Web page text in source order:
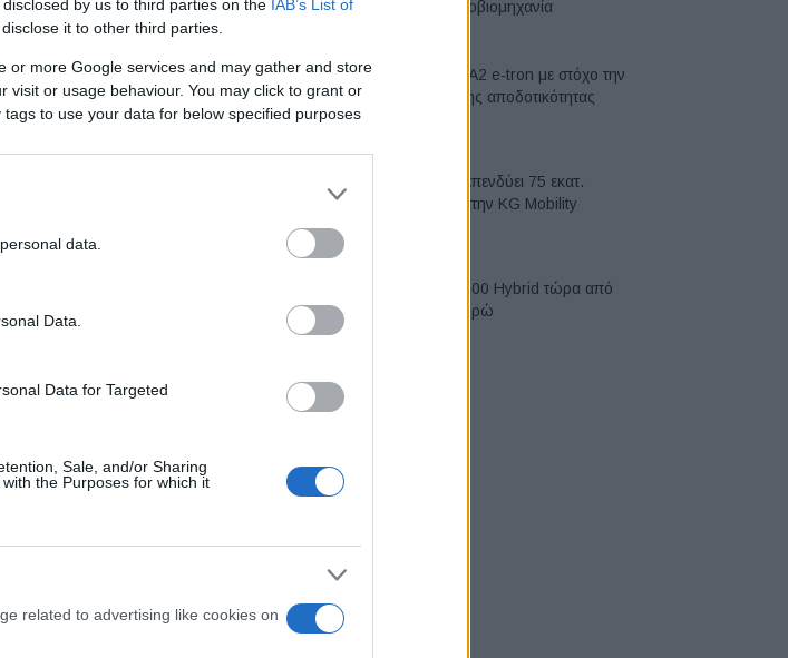
by us to third parties on the IAB’s List of
it to other third parties.
or more Google services and may gather and store
visit or usage behaviour. You may click to grant or
to use your data for below specified purposes
data.
Data.
Data for Targeted
Sale, and/or Sharing
the Purposes for which it
related to advertising like cookies on
των ελαστικών μας».
σε τυπικά
βιώσιμων υλικών και να
όλες τις πρώτες ύλες
πληρούν συγκεκριμένες
τομείς, όπως στη
ελαστικά Continental
χειρισμού τους.
ασφαλή,
των ελαστικών και
ελαστικών υψηλών
αυτοκινητοβιομηχανία
Νέο Audi A2 e-tron με στόχο την
κορυφή της αποδοτικότητας
Η Chery επενδύει 75 εκατ.
δολάρια στην KG Mobility
Το FIAT 500 Hybrid τώρα από
18.990 ευρώ